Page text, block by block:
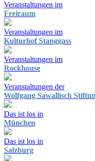
Veranstaltungen im
Freiraum
Veranstaltungen im
Kulturhof Stanggass
Veranstaltungen im
Rockhouse
Veranstaltungen der
Wolfgang Sawallisch
Das ist los in
München
Das ist los in
Salzburg